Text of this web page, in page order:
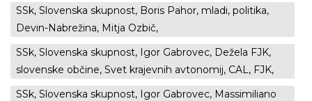
SSk, Slovenska skupnost, Boris Pahor, mladi, politika,
Devin-Nabrežina, Mitja Ozbič,
SSk, Slovenska skupnost, Igor Gabrovec, Dežela FJK,
slovenske občine, Svet krajevnih avtonomij, CAL, FJK,
SSk, Slovenska skupnost, Igor Gabrovec, Massimiliano